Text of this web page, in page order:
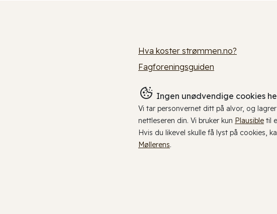
Hva koster strømmen.no?
Fagforeningsguiden
Ingen unødvendige cookies
Vi tar personvernet ditt på alvor, og
nettleseren din. Vi bruker kun Plausible til
Hvis du likevel skulle få lyst på cookies,
Møllerens.